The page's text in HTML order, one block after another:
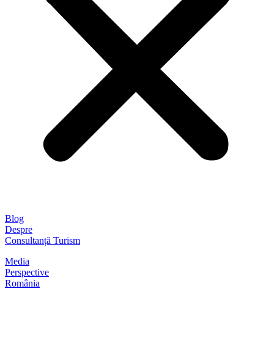
Blog
Despre
Consultanță Turism
Media
Perspective
România